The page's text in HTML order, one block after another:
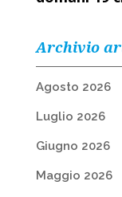
Archivio
Agosto 2026
Luglio 2026
Giugno 2026
Maggio 2026